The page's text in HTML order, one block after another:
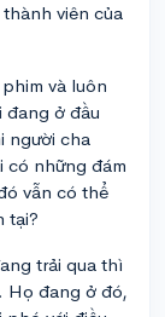
viên của
và luôn
đang ở đầu
người cha
có những đám
vẫn có thể
tại?
trải qua thì
Họ đang ở đó,